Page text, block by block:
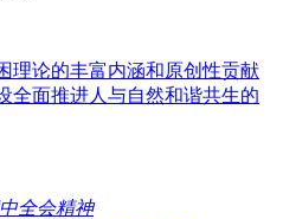
理论的丰富内涵和原创性贡献
全面推进人与自然和谐共生的
全会精神